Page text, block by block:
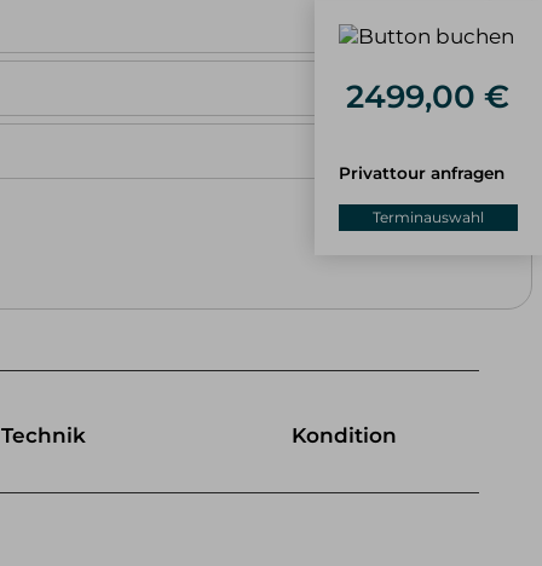
Buchen
Buchen
Technik Kondition
2499,00 €
Privattour anfragen
Terminauswahl